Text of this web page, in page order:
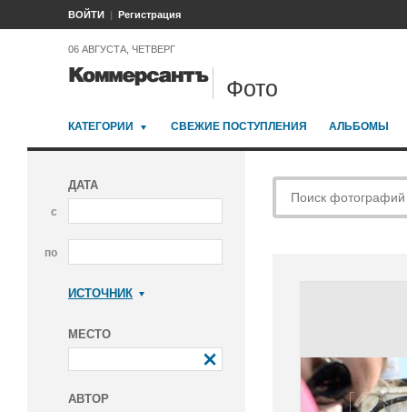
ВОЙТИ Регистрация
06 АВГУСТА, ЧЕТВЕРГ
Фото
КАТЕГОРИИ СВЕЖИЕ ПОСТУПЛЕНИЯ АЛЬБОМЫ
ДАТА
с
по
ИСТОЧНИК
МЕСТО
АВТОР